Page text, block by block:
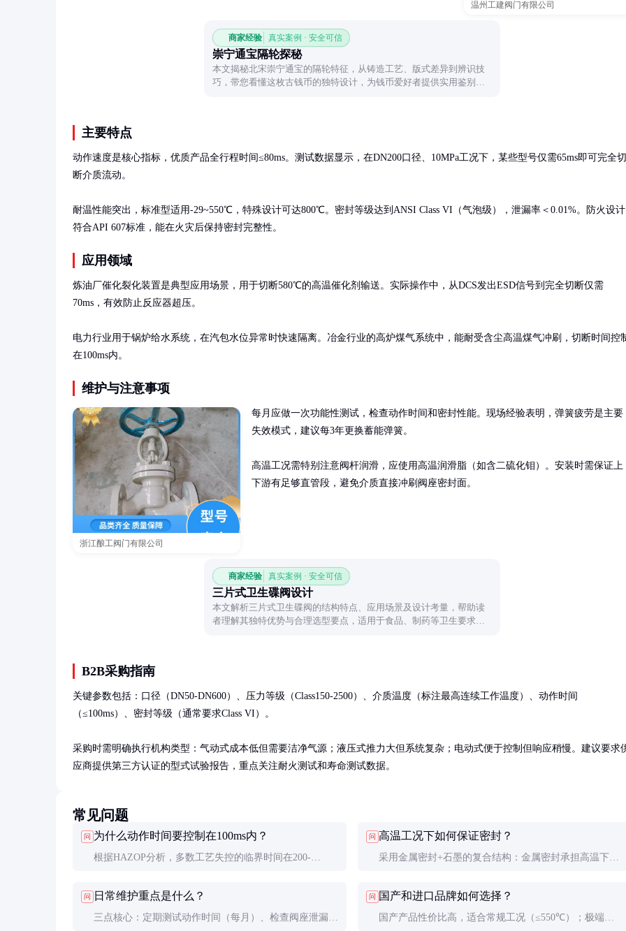
温州工建阀门有限公司
商家经验 真实案例 · 安全可信
崇宁通宝隔轮探秘
本文揭秘北宋崇宁通宝的隔轮特征，从铸造工艺、版式差异到辨识技
巧，带您看懂这枚古钱币的独特设计，为钱币爱好者提供实用鉴别参
主要特点
动作速度是核心指标，优质产品全行程时间≤80ms。测试数据显示，在DN200口径、10MPa工况下，某些型号仅需65ms即可完全切
断介质流动。
耐温性能突出，标准型适用-29~550℃，特殊设计可达800℃。密封等级达到ANSI Class VI（气泡级），泄漏率＜0.01%。防火设计
符合API 607标准，能在火灾后保持密封完整性。
应用领域
炼油厂催化裂化装置是典型应用场景，用于切断580℃的高温催化剂输送。实际操作中，从DCS发出ESD信号到完全切断仅需
70ms，有效防止反应器超压。
电力行业用于锅炉给水系统，在汽包水位异常时快速隔离。冶金行业的高炉煤气系统中，能耐受含尘高温煤气冲刷，切断时间控
在100ms内。
维护与注意事项
浙江酿工阀门有限公司
每月应做一次功能性测试，检查动作时间和密封性能。现场经验表明，弹簧疲劳是主要
失效模式，建议每3年更换蓄能弹簧。
高温工况需特别注意阀杆润滑，应使用高温润滑脂（如含二硫化钼）。安装时需保证上
下游有足够直管段，避免介质直接冲刷阀座密封面。
商家经验 真实案例 · 安全可信
三片式卫生碟阀设计
本文解析三片式卫生碟阀的结构特点、应用场景及设计考量，帮助读
者理解其独特优势与合理选型要点，适用于食品、制药等卫生要求较
B2B采购指南
关键参数包括：口径（DN50-DN600）、压力等级（Class150-2500）、介质温度（标注最高连续工作温度）、动作时间
（≤100ms）、密封等级（通常要求Class VI）。
采购时需明确执行机构类型：气动式成本低但需要洁净气源；液压式推力大但系统复杂；电动式便于控制但响应稍慢。建议要求
应商提供第三方认证的型式试验报告，重点关注耐火测试和寿命测试数据。
常见问题
问 为什么动作时间要控制在100ms内？
根据HAZOP分析，多数工艺失控的临界时间在200-
这是经过大量事故统计分析得出的行业共识。
问 高温工况下如何保证密封？
采用金属密封+石墨的复合结构：金属密封承担高温下的
在热循环工况下仍能维持良好密封性。
问 日常维护重点是什么？
三点核心：定期测试动作时间（每月）、检查阀座泄漏
问 国产和进口品牌如何选择？
国产产品性价比高，适合常规工况（≤550℃）；极端工